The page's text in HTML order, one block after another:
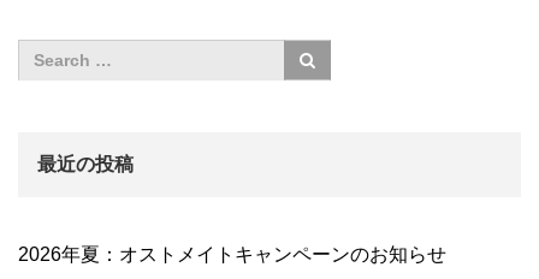
最近の投稿
2026年夏：オストメイトキャンペーンのお知らせ